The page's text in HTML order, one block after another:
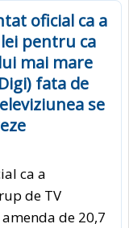
oficial ca a
pentru ca
mai mare
fata de
se
ca a
de TV
de 20,7